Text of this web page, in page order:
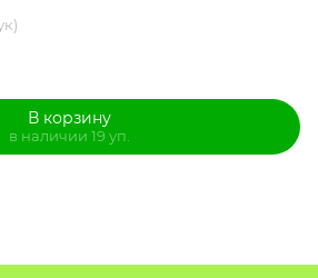
В корзину
в наличии 19 уп.